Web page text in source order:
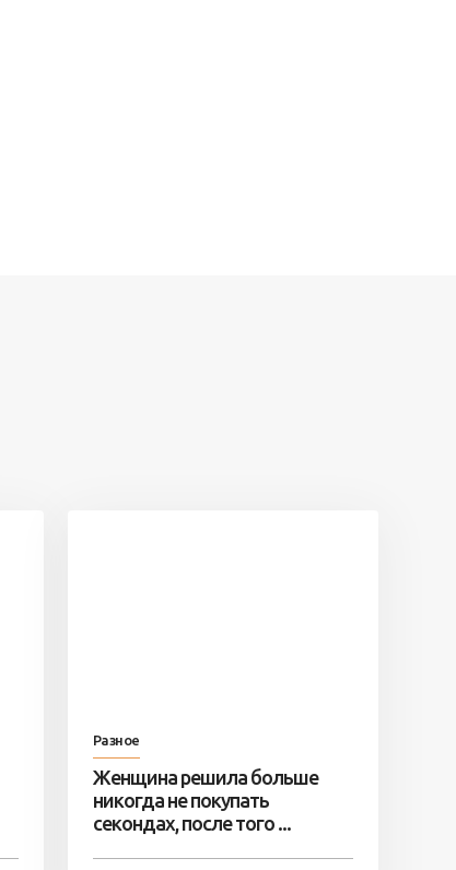
Разное
Женщина решила больше
никогда не покупать
секондах, после того ...